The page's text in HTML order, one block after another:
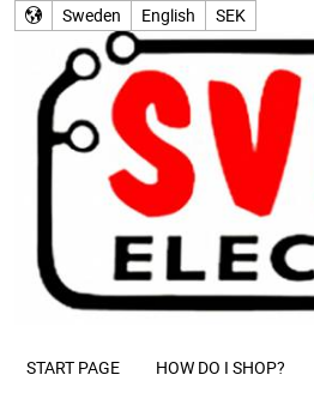
Sweden English SEK
START PAGE HOW DO I SHOP?